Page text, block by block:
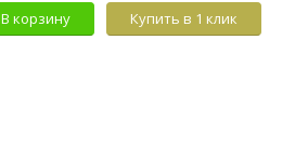
В корзину Купить в 1 клик